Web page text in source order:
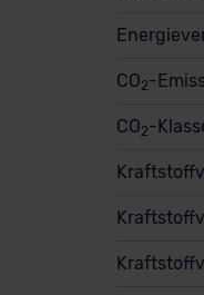
CO2-
CO2-